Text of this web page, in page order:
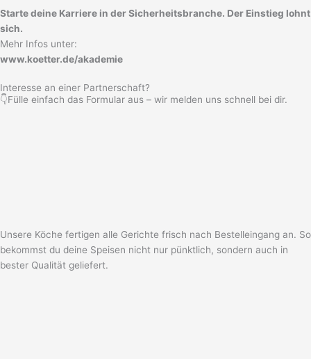
Starte deine Karriere in der Sicherheitsbranche. Der Einstieg lohnt
sich.
Mehr Infos unter:
www.koetter.de/akademie
Interesse an einer Partnerschaft?
👇Fülle einfach das Formular aus – wir melden uns schnell bei dir.
Unsere Köche fertigen alle Gerichte frisch nach Bestelleingang an. So
bekommst du deine Speisen nicht nur pünktlich, sondern auch in
bester Qualität geliefert.